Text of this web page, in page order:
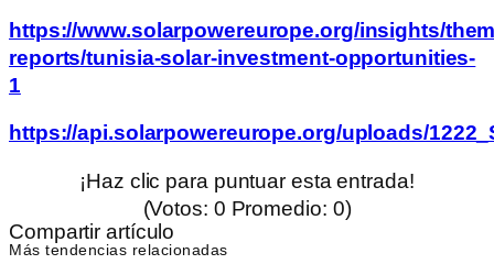
https://www.solarpowereurope.org/insights/
reports/tunisia-solar-investment-opportunities-
1
https://api.solarpowereurope.org/uploads/
¡Haz clic para puntuar esta entrada!
(Votos: 0 Promedio: 0)
Compartir artículo
Más tendencias relacionadas